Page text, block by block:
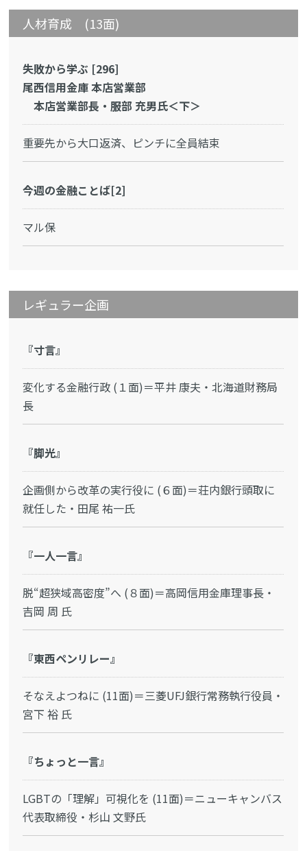
人材育成 (13面)
失敗から学ぶ [296]
尾西信用金庫 本店営業部
本店営業部長・服部 充男氏＜下＞
重要先から大口返済、ピンチに全員結束
今週の金融ことば[2]
マル保
レギュラー企画
『寸言』
変化する金融行政 (１面)＝平井 康夫・北海道財務局
長
『脚光』
企画側から改革の実行役に (６面)＝荘内銀行頭取に
就任した・田尾 祐一氏
『一人一言』
脱“超狭域高密度”へ (８面)＝高岡信用金庫理事長・
吉岡 周 氏
『東西ペンリレー』
そなえよつねに (11面)＝三菱UFJ銀行常務執行役員・
宮下 裕 氏
『ちょっと一言』
LGBTの「理解」可視化を (11面)＝ニューキャンバス
代表取締役・杉山 文野氏